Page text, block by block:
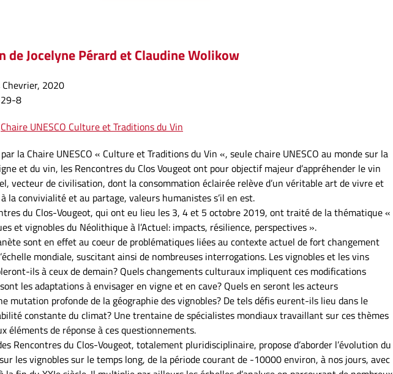
de Jocelyne Pérard et Claudine Wolikow
Chevrier, 2020
8
Chaire UNESCO Culture et Traditions du Vin
la Chaire UNESCO « Culture et Traditions du Vin «, seule chaire UNESCO au monde sur la
et du vin, les Rencontres du Clos Vougeot ont pour objectif majeur d’appréhender le vin
vecteur de civilisation, dont la consommation éclairée relève d’un véritable art de vivre et
la convivialité et au partage, valeurs humanistes s’il en est.
du Clos-Vougeot, qui ont eu lieu les 3, 4 et 5 octobre 2019, ont traité de la thématique «
et vignobles du Néolithique à l’Actuel: impacts, résilience, perspectives ».
sont en effet au coeur de problématiques liées au contexte actuel de fort changement
mondiale, suscitant ainsi de nombreuses interrogations. Les vignobles et les vins
ils à ceux de demain? Quels changements culturaux impliquent ces modifications
les adaptations à envisager en vigne et en cave? Quels en seront les acteurs
mutation profonde de la géographie des vignobles? De tels défis eurent-ils lieu dans le
constante du climat? Une trentaine de spécialistes mondiaux travaillant sur ces thèmes
éléments de réponse à ces questionnements.
Rencontres du Clos-Vougeot, totalement pluridisciplinaire, propose d’aborder l’évolution du
les vignobles sur le temps long, de la période courant de -10000 environ, à nos jours, avec